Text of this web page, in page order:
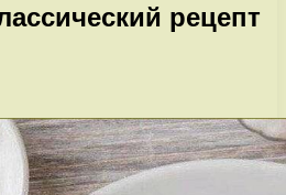
рецепт